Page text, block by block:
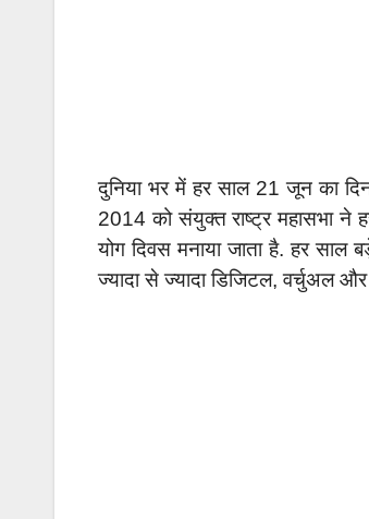
दुनिया भर में हर साल 21 जून का
2014 को संयुक्त राष्ट्र महासभा ने
योग दिवस मनाया जाता है. हर साल
ज्यादा से ज्यादा डिजिटल, वर्चुअल